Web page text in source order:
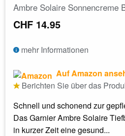
Ambre Solaire Sonnencreme
CHF 14.95
mehr Informationen
Auf Amazon
Berichten Sie über das
Schnell und schonend zur
Das Garnier Ambre Solaire
in kurzer Zeit eine gesund...